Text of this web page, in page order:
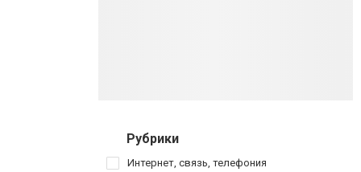
Рубрики
Интернет, связь, телефония